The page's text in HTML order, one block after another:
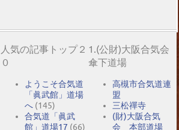
人気の記事トップ２
０
ようこそ合気道
「眞武館」道場
へ (145)
合気道「眞武
館」道場17 (66)
1.(公財)大阪合気会
傘下道場
高槻市合気道連
盟
三松禪寺
(財)大阪合気
会 本部道場